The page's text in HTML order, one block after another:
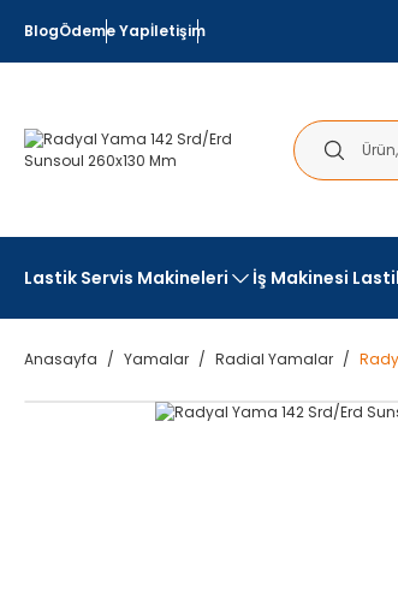
BlogÖdeme Yapİletişim
Lastik Servis Makineleri İş Makinesi
Anasayfa Yamalar Radial Yamalar